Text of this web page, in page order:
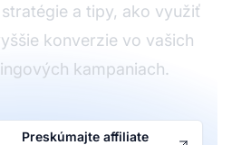
a tipy, ako využiť
konverzie vo vašich
kampaniach.
Preskúmajte affiliate